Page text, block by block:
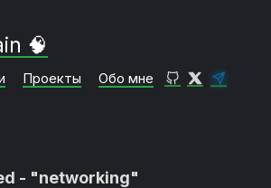
🧠
Проекты Обо мне
- "networking"